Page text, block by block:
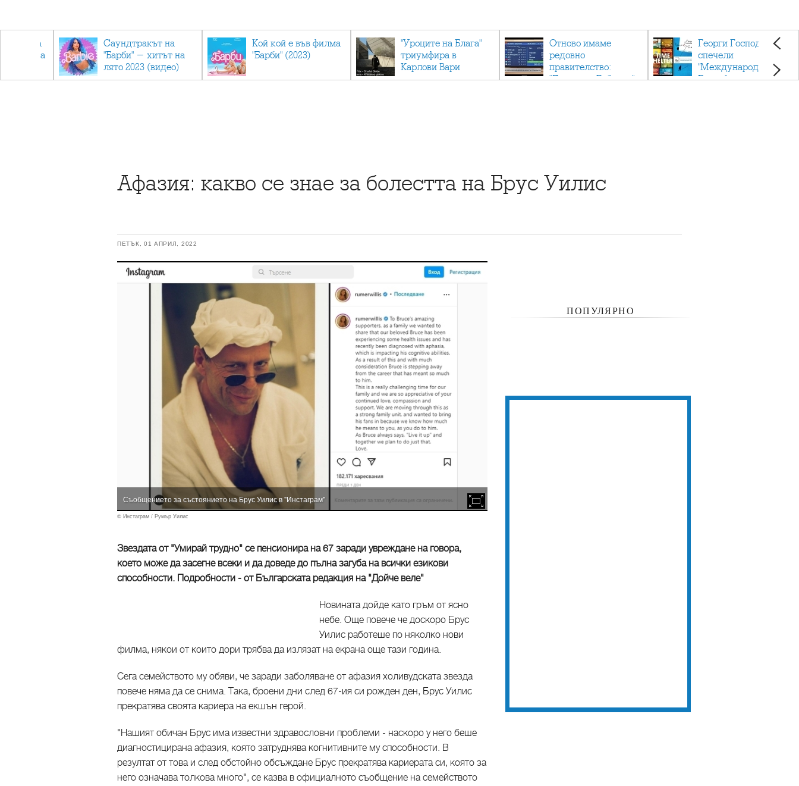
върна
мандата
Саундтракът на
"Барби" - хитът на
лято 2023 (видео)
Кой кой е във филма
"Барби" (2023)
"Уроците на Блага"
триумфира в
Карлови Вари
Отново имаме
редовно
правителство:
"Денков - Габриел"
Георги Господинов
спечели
"Международен
Букър" с романа
Афазия: какво се знае за болестта на Брус Уилис
ПЕТЪК, 01 АПРИЛ, 2022
Съобщението за състоянието на Брус Уилис в "Инстаграм"
© Инстаграм / Румър Уилис
Звездата от "Умирай трудно" се пенсионира на 67 заради увреждане на говора,
което може да засегне всеки и да доведе до пълна загуба на всички езикови
способности. Подробности - от Българската редакция на "Дойче веле"
Новината дойде като гръм от ясно
небе. Още повече че доскоро Брус
Уилис работеше по няколко нови
филма, някои от които дори трябва да излязат на екрана още тази година.
Сега семейството му обяви, че заради заболяване от афазия холивудската звезда
повече няма да се снима. Така, броени дни след 67-ия си рожден ден, Брус Уилис
прекратява своята кариера на екшън герой.
"Нашият обичан Брус има известни здравословни проблеми - наскоро у него беше
диагностицирана афазия, която затруднява когнитивните му способности. В
резултат от това и след обстойно обсъждане Брус прекратява кариерата си, която за
него означава толкова много", се казва в официалното съобщение на семейството
ПОПУЛЯРНО